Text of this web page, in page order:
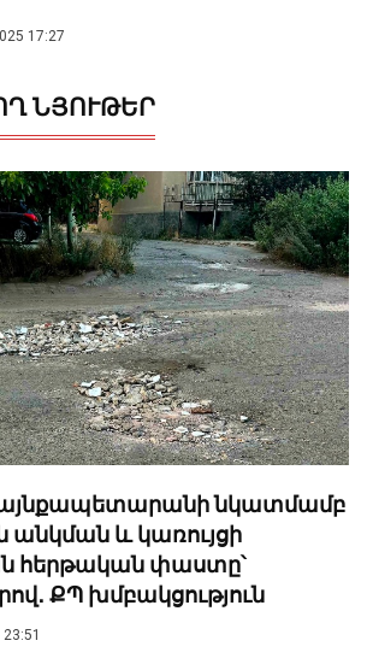
17:27
ՆՅՈՒԹԵՐ
նկատմամբ
անկման և կառույցի
հերթական փաստը՝
ՔՊ խմբակցություն